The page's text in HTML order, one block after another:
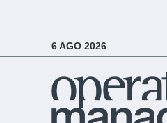
6 AGO 2026